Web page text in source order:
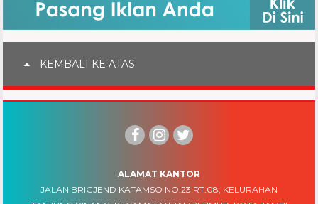
KEMBALI KE ATAS
ALAMAT KANTOR
JALAN BRIGJEND KATAMSO NO.23 RT.08, KELURAHAN